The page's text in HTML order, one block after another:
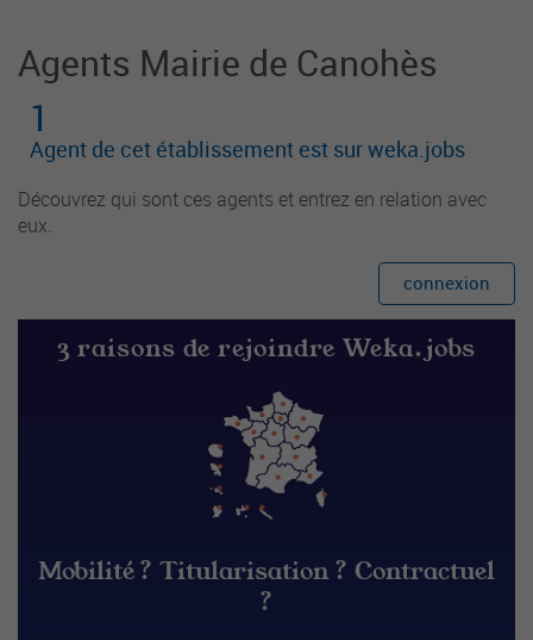
Agents Mairie de Canohès
1
Agent de cet établissement est sur weka.jobs
Découvrez qui sont ces agents et entrez en relation avec
eux.
connexion
3 raisons de rejoindre Weka.jobs
Mobilité ? Titularisation ? Contractuel
?